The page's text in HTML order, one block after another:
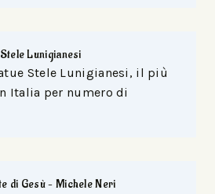
Lunigianesi
Stele Lunigianesi, il più
Italia per numero di
di Gesù – Michele Neri